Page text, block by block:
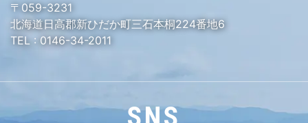
〒059-3231
北海道日高郡新ひだか町三石本桐224番地6
TEL : 0146-34-2011